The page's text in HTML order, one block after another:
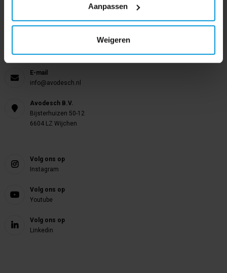
Aanpassen
Weigeren
Onze product specialisten staan voor je klaar!
024 372 72 92
E-mail
info@avodesch.nl
Avodesch B.V.
Bijsterhuizen 50-12
6604 LZ Wijchen
Volg ons op
Instagram
Volg ons op
Youtube
Volg ons op
Linkedin